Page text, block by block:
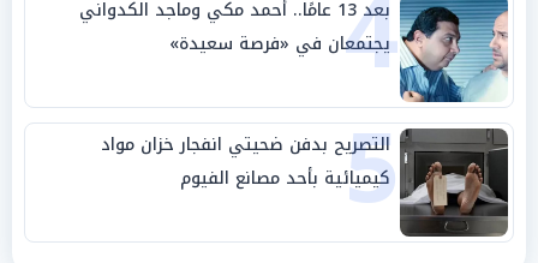
بعد 13 عامًا.. أحمد مكي وماجد الكدواني
يجتمعان في «فرصة سعيدة»
5
التصريح بدفن ضحيتي انفجار خزان مواد
كيميائية بأحد مصانع الفيوم